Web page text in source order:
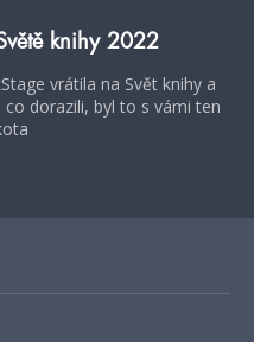
knihy 2022
vrátila na Svět knihy a
dorazili, byl to s vámi ten